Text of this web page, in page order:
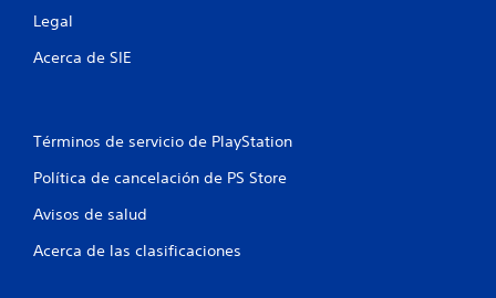
Legal
Acerca de SIE
Términos de servicio de PlayStation
Política de cancelación de PS Store
Avisos de salud
Acerca de las clasificaciones